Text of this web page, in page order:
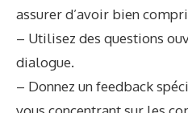
assurer d’avoir bien
– Utilisez des questions
dialogue.
– Donnez un feedback